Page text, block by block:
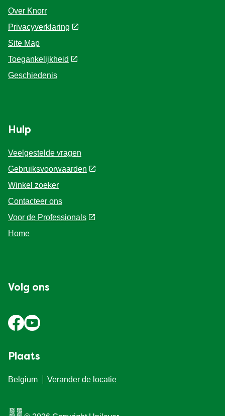
Over Knorr
Privacyverklaring
Site Map
Toegankelijkheid
Geschiedenis
Hulp
Veelgestelde vragen
Gebruiksvoorwaarden
Winkel zoeker
Contacteer ons
Voor de Professionals
Home
Volg ons
Plaats
Belgium Verander de locatie